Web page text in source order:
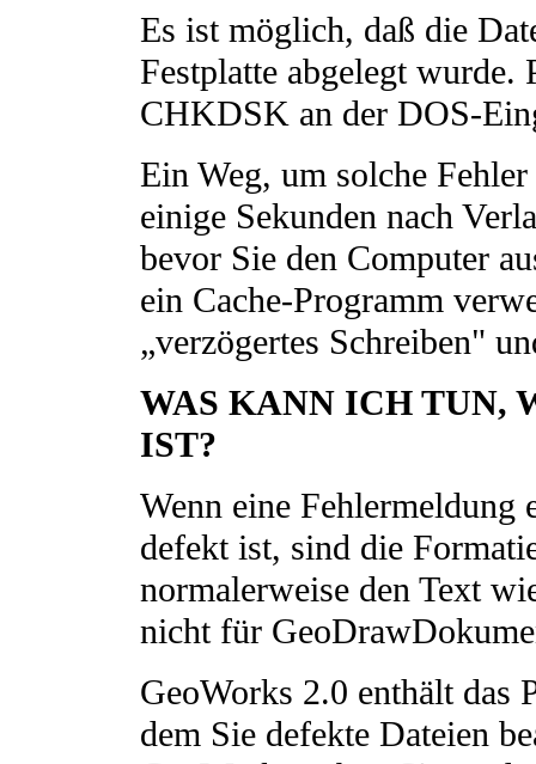
Es ist möglich, daß die
Festplatte abgelegt
CHKDSK an der DOS-
Ein Weg, um solche
einige Sekunden nach
bevor Sie den Computer
ein Cache-Programm
„verzögertes Schreiben"
WAS KANN ICH TUN,
IST?
Wenn eine
defekt ist, sind die
normalerweise den Text
nicht für
GeoWorks 2.0 enthält
dem Sie defekte Dateien